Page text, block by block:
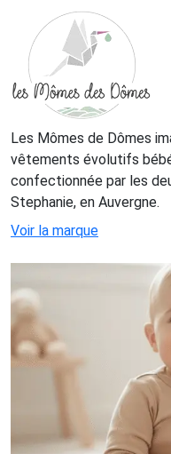
Les Mômes de Dômes
vêtements évolutifs
confectionnée par les
Stephanie, en Auvergne.
Voir la marque